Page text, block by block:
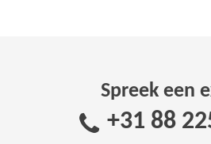
Spreek een
+31 88